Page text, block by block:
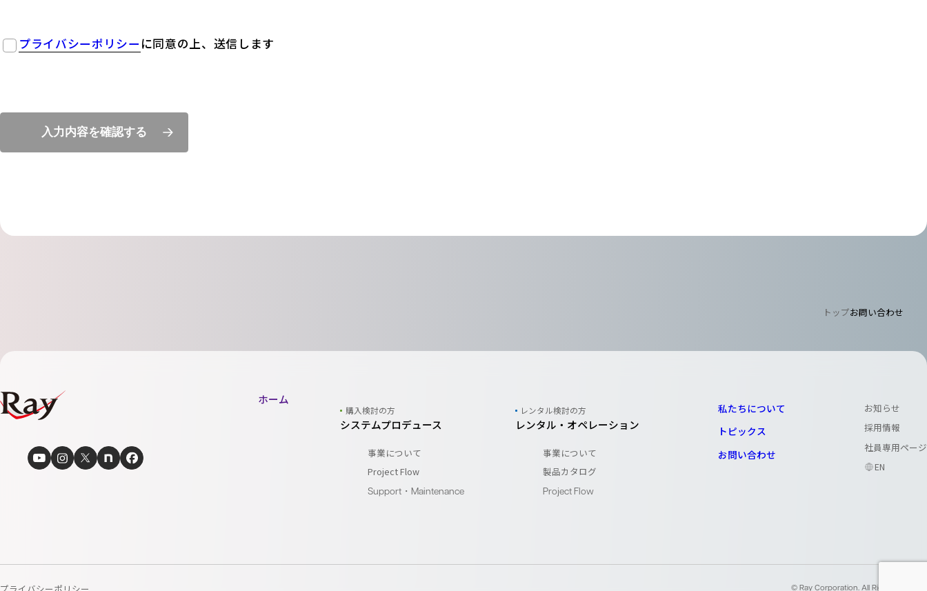
プライバシーポリシー に同意の上、送信します
入力内容を確認する
トップお問い合わせ
ホーム
購入検討の方
システムプロデュース
事業について
Project Flow
Support・Maintenance
レンタル検討の方
レンタル・オペレーション
事業について
製品カタログ
Project Flow
私たちについて
トピックス
お問い合わせ
お知らせ
採用情報
社員専用ページ
EN
プライバシーポリシー © Ray Corporation. All Right Reserved.